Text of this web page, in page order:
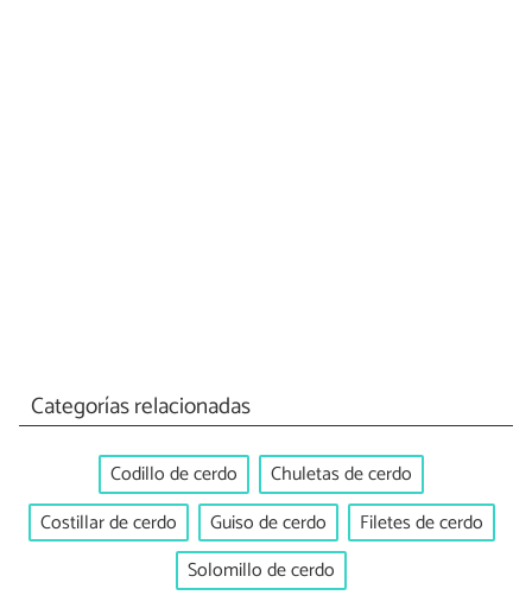
Categorías relacionadas
Codillo de cerdo
Chuletas de cerdo
Costillar de cerdo
Guiso de cerdo
Filetes de cerdo
Solomillo de cerdo